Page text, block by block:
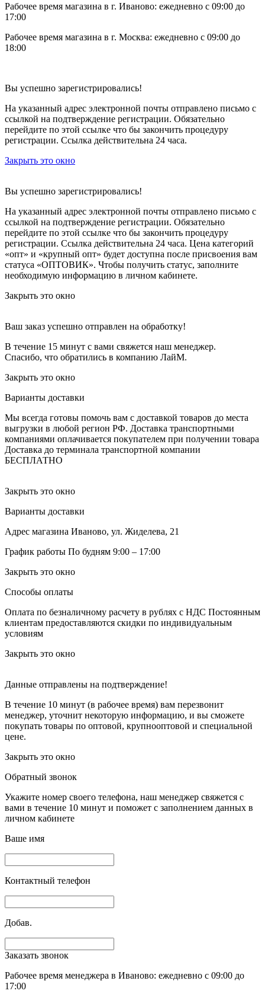
Рабочее время магазина в г. Иваново: ежедневно с 09:00 до
17:00
Рабочее время магазина в г. Москва: ежедневно с 09:00 до
18:00
Вы успешно зарегистрировались!
На указанный адрес электронной почты отправлено письмо с
ссылкой на подтверждение регистрации. Обязательно
перейдите по этой ссылке что бы закончить процедуру
регистрации. Ссылка действительна 24 часа.
Закрыть это окно
Вы успешно зарегистрировались!
На указанный адрес электронной почты отправлено письмо с
ссылкой на подтверждение регистрации. Обязательно
перейдите по этой ссылке что бы закончить процедуру
регистрации. Ссылка действительна 24 часа. Цена категорий
«опт» и «крупный опт» будет доступна после присвоения вам
статуса «ОПТОВИК». Чтобы получить статус, заполните
необходимую информацию в личном кабинете.
Закрыть это окно
Ваш заказ успешно отправлен на обработку!
В течение 15 минут с вами свяжется наш менеджер.
Спасибо, что обратились в компанию ЛайМ.
Закрыть это окно
Варианты доставки
Мы всегда готовы помочь вам с доставкой товаров до места
выгрузки в любой регион РФ. Доставка транспортными
компаниями оплачивается покупателем при получении товара
Доставка до терминала транспортной компании
БЕСПЛАТНО
Закрыть это окно
Варианты доставки
Адрес магазина Иваново, ул. Жиделева, 21
График работы По будням 9:00 – 17:00
Закрыть это окно
Способы оплаты
Оплата по безналичному расчету в рублях с НДС Постоянным
клиентам предоставляются скидки по индивидуальным
условиям
Закрыть это окно
Данные отправлены на подтверждение!
В течение 10 минут (в рабочее время) вам перезвонит
менеджер, уточнит некоторую информацию, и вы сможете
покупать товары по оптовой, крупнооптовой и специальной
цене.
Закрыть это окно
Обратный звонок
Укажите номер своего телефона, наш менеджер свяжется с
вами в течение 10 минут и поможет с заполнением данных в
личном кабинете
Ваше имя
Контактный телефон
Добав.
Заказать звонок
Рабочее время менеджера в Иваново: ежедневно с 09:00 до
17:00